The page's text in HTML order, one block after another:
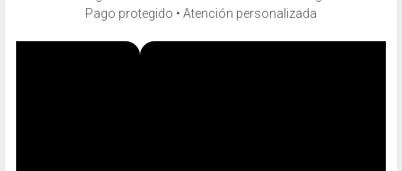
Pago protegido • Atención personalizada